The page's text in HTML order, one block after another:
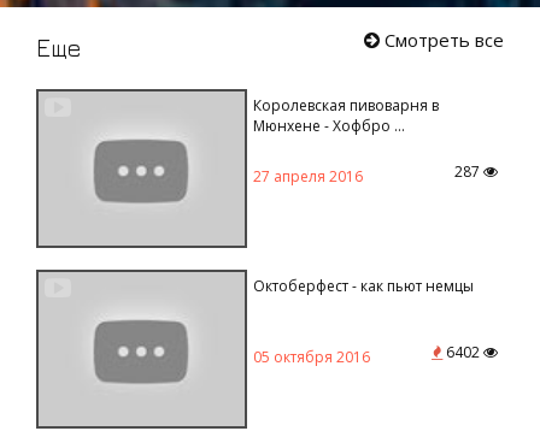
Еще Смотреть все
Королевская пивоварня в
Мюнхене - Хофбро ...
27 апреля 2016 287
Октоберфест - как пьют немцы
05 октября 2016 6402